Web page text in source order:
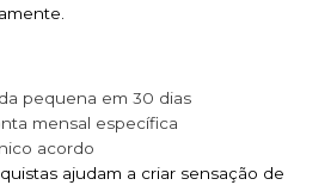
pequena em 30 dias
mensal específica
acordo
ajudam a criar sensação de